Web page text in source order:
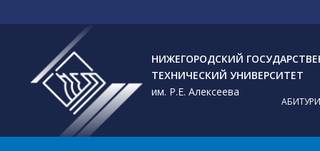
НИЖЕГОРОДСКИЙ
ТЕХНИЧЕСКИЙ УНИВЕРСИТЕТ
им. Р.Е. Алексеева